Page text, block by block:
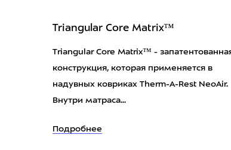
Triangular Core Matrix™
Triangular Core Matrix™ -
конструкция, которая применяется в
надувных ковриках Therm-A-Rest NeoAir.
Внутри матраса...
Подробнее